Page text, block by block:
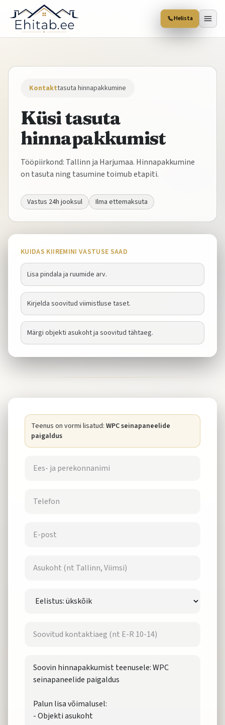
Helista
Kontakttasuta hinnapakkumine
Küsi tasuta
hinnapakkumist
Tööpiirkond: Tallinn ja Harjumaa. Hinnapakkumine
on tasuta ning tasumine toimub etapiti.
Vastus 24h jooksul Ilma ettemaksuta
KUIDAS KIIREMINI VASTUSE SAAD
Lisa pindala ja ruumide arv.
Kirjelda soovitud viimistluse taset.
Märgi objekti asukoht ja soovitud tähtaeg.
Teenus on vormi lisatud: WPC seinapaneelide
paigaldus